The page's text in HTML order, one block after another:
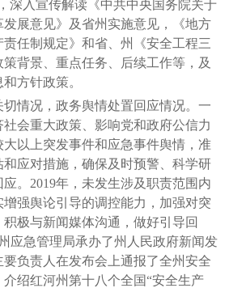
深入宣传解读《中共中央国务院关于
展意见》及省州实施意见，《地方
任制规定》和省、州《安全工程三
背景、重点任务、后续工作等，及
方针政策。
况，政务舆情处置回应情况。一
会重大政策、影响党和政府公信力
以上突发事件和应急事件舆情，准
应对措施，确保及时预警、科学研
。2019年，未发生涉及职责范围内
强舆论引导的调控能力，加强对突
极与新闻媒体沟通，做好引导回
应急管理局承办了州人民政府新闻发
负责人在发布会上通报了全州安全
绍红河州第十八个全国“安全生产